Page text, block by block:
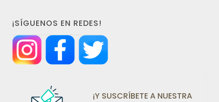
¡SÍGUENOS EN REDES!
¡Y SUSCRÍBETE A NUESTRA